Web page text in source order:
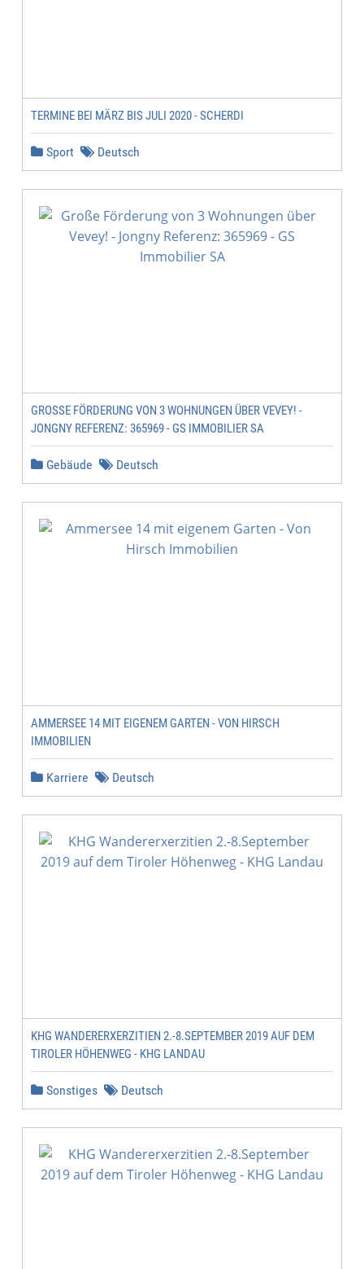
TERMINE BEI MÄRZ BIS JULI 2020 - SCHERDI
Sport Deutsch
GROSSE FÖRDERUNG VON 3 WOHNUNGEN ÜBER VEVEY! - J
ONGNY REFERENZ: 365969 - GS IMMOBILIER SA
Gebäude Deutsch
AMMERSEE 14 MIT EIGENEM GARTEN - VON HIRSCH
IMMOBILIEN
Karriere Deutsch
KHG WANDERERXERZITIEN 2.-8.SEPTEMBER 2019 AUF DEM
TIROLER HÖHENWEG - KHG LANDAU
Sonstiges Deutsch